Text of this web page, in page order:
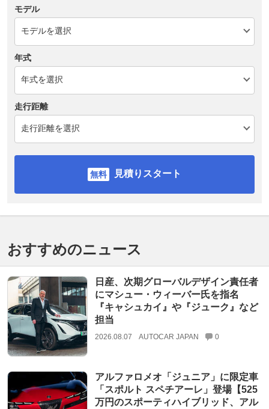
モデル
年式
走行距離
見積りスタート
おすすめのニュース
日産、次期グローバルデザイン責任者
にマシュー・ウィーバー氏を指名
『キャシュカイ』や『ジューク』など
担当
2026.08.07 AUTOCAR JAPAN 0
アルファロメオ「ジュニア」に限定車
「スポルト スペチアーレ」登場【525
万円のスポーティハイブリッド、アル